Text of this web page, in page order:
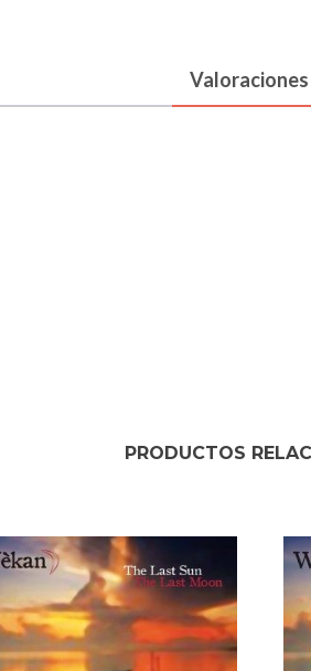
Valoraciones
PRODUCTOS